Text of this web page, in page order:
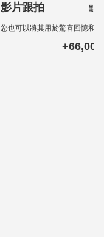
影片跟拍 點
您也可以將其用於驚喜回憶和
+66,000